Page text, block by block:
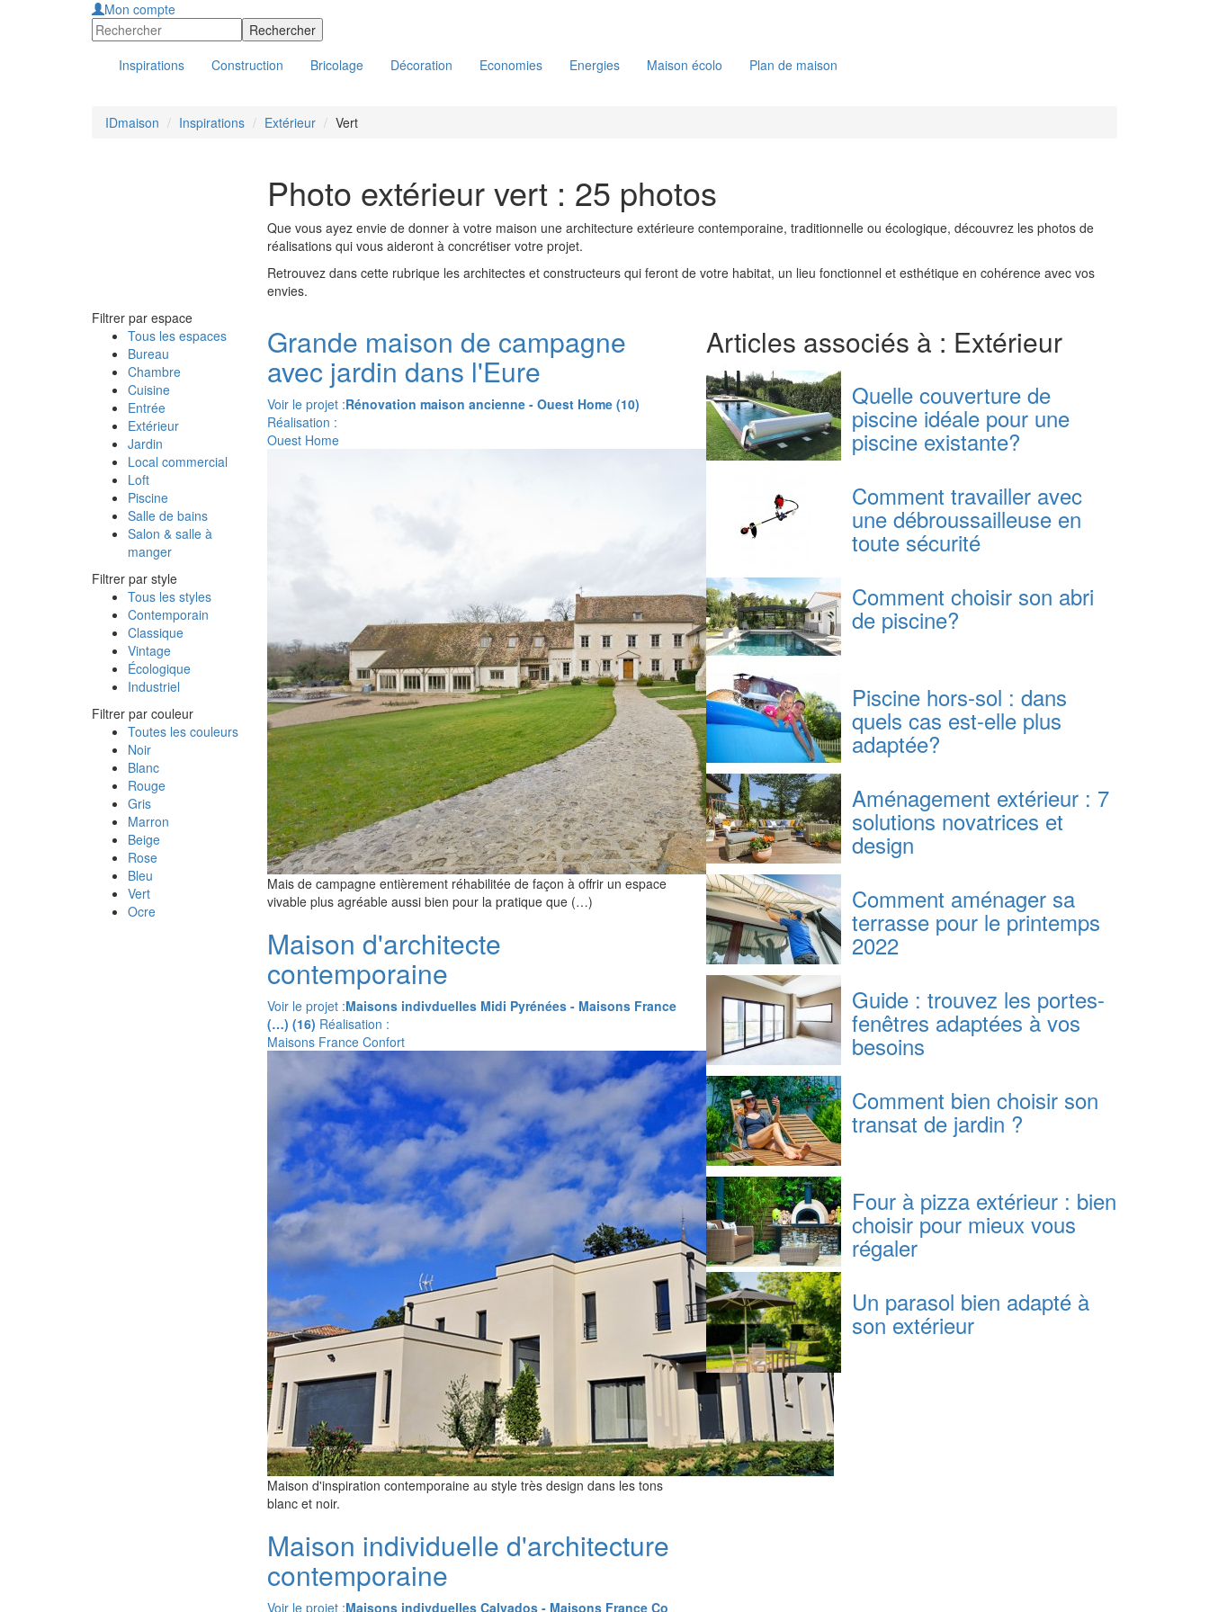
Mon compte
Inspirations Construction Bricolage Décoration Economies Energies Maison écolo Plan de maison
IDmaison Inspirations Extérieur Vert
Photo extérieur vert : 25 photos
Que vous ayez envie de donner à votre maison une architecture extérieure contemporaine, traditionnelle ou écologique, découvrez les photos de
réalisations qui vous aideront à concrétiser votre projet.
Retrouvez dans cette rubrique les architectes et constructeurs qui feront de votre habitat, un lieu fonctionnel et esthétique en cohérence avec vos
envies.
Filtrer par espace
Tous les espaces
Bureau
Chambre
Cuisine
Entrée
Extérieur
Jardin
Local commercial
Loft
Piscine
Salle de bains
Salon & salle à
manger
Filtrer par style
Tous les styles
Contemporain
Classique
Vintage
Écologique
Industriel
Filtrer par couleur
Toutes les couleurs
Noir
Blanc
Rouge
Gris
Marron
Beige
Rose
Bleu
Vert
Ocre
Grande maison de campagne
avec jardin dans l'Eure
Voir le projet :Rénovation maison ancienne - Ouest Home (10)
Réalisation :
Ouest Home
Mais de campagne entièrement réhabilitée de façon à offrir un espace
vivable plus agréable aussi bien pour la pratique que (…)
Maison d'architecte
contemporaine
Voir le projet :Maisons indivduelles Midi Pyrénées - Maisons France
(…) (16) Réalisation :
Maisons France Confort
Maison d'inspiration contemporaine au style très design dans les tons
blanc et noir.
Maison individuelle d'architecture
contemporaine
Voir le projet :Maisons indivduelles Calvados - Maisons France Co
Articles associés à : Extérieur
Quelle couverture de
piscine idéale pour une
piscine existante?
Comment travailler avec
une débroussailleuse en
toute sécurité
Comment choisir son abri
de piscine?
Piscine hors-sol : dans
quels cas est-elle plus
adaptée?
Aménagement extérieur : 7
solutions novatrices et
design
Comment aménager sa
terrasse pour le printemps
2022
Guide : trouvez les portes-
fenêtres adaptées à vos
besoins
Comment bien choisir son
transat de jardin ?
Four à pizza extérieur : bien
choisir pour mieux vous
régaler
Un parasol bien adapté à
son extérieur